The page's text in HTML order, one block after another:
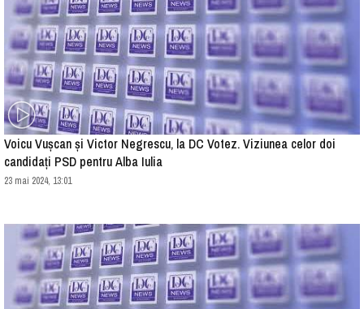
Voicu Vușcan și Victor Negrescu, la DC Votez. Viziunea celor doi
candidați PSD pentru Alba Iulia
23 mai 2024, 13:01